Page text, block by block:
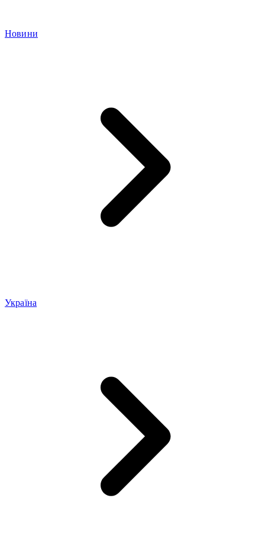
Новини
Україна